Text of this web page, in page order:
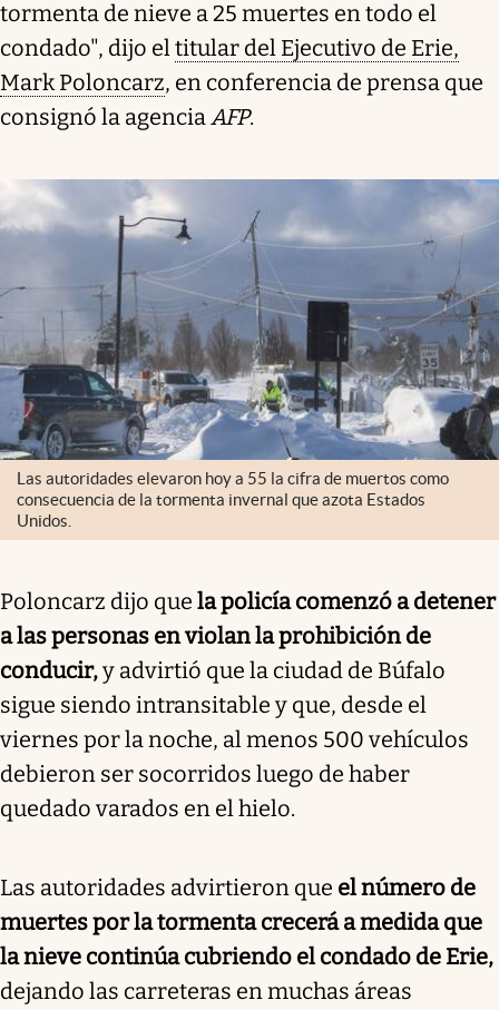
tormenta de nieve a 25 muertes en todo el
condado", dijo el titular del Ejecutivo de Erie,
Mark Poloncarz, en conferencia de prensa que
consignó la agencia AFP.
Las autoridades elevaron hoy a 55 la cifra de muertos como
consecuencia de la tormenta invernal que azota Estados
Unidos.
Poloncarz dijo que la policía comenzó a detener
a las personas en violan la prohibición de
conducir,y advirtió que la ciudad de Búfalo
sigue siendo intransitable y que, desde el
viernes por la noche, al menos 500 vehículos
debieron ser socorridos luego de haber
quedado varados en el hielo.
Las autoridades advirtieron que el número de
muertes por la tormenta crecerá a medida que
la nieve continúa cubriendo el condado de Erie,
dejando las carreteras en muchas áreas